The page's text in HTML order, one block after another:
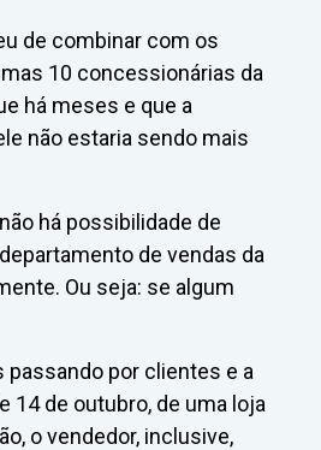
de combinar com os
10 concessionárias da
há meses e que a
não estaria sendo mais
há possibilidade de
de vendas da
Ou seja: se algum
por clientes e a
14 de outubro, de uma loja
o vendedor, inclusive,